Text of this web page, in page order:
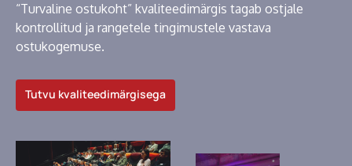
“Turvaline ostukoht” kvaliteedimärgis tagab ostjale
kontrollitud ja rangetele tingimustele vastava
ostukogemuse.
Tutvu kvaliteedimärgisega